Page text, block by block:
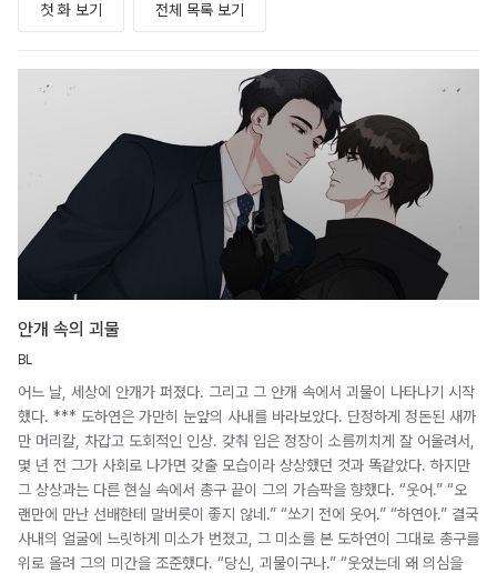
첫 화 보기 전체 목록 보기
안개 속의 괴물
BL
어느 날, 세상에 안개가 퍼졌다. 그리고 그 안개 속에서 괴물이 나타나기 시작
했다. *** 도하연은 가만히 눈앞의 사내를 바라보았다. 단정하게 정돈된 새까
만 머리칼, 차갑고 도회적인 인상. 갖춰 입은 정장이 소름끼치게 잘 어울려서,
몇 년 전 그가 사회로 나가면 갖출 모습이라 상상했던 것과 똑같았다. 하지만
그 상상과는 다른 현실 속에서 총구 끝이 그의 가슴팍을 향했다. “웃어.” “오
랜만에 만난 선배한테 말버릇이 좋지 않네.” “쏘기 전에 웃어.” “하연아.” 결국
사내의 얼굴에 느릿하게 미소가 번졌고, 그 미소를 본 도하연이 그대로 총구를
위로 올려 그의 미간을 조준했다. “당신, 괴물이구나.” “웃었는데 왜 의심을